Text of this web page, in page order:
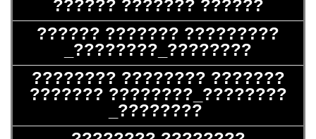
?????? ??????? ??????
?????? ??????? ?????????
_????????_????????
???????? ???????? ???????
??????? ????????_????????
_????????